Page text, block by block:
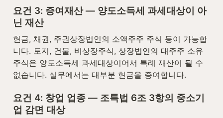
요건 3: 증여재산 — 양도소득세 과세대상이 아
닌 재산
현금, 채권, 주권상장법인의 소액주주 주식 등이 가능합
니다. 토지, 건물, 비상장주식, 상장법인의 대주주 소유
주식은 양도소득세 과세대상이어서 특례 재산이 될 수
없습니다. 실무에서는 대부분 현금을 증여합니다.
요건 4: 창업 업종 — 조특법 6조 3항의 중소기
업 감면 대상